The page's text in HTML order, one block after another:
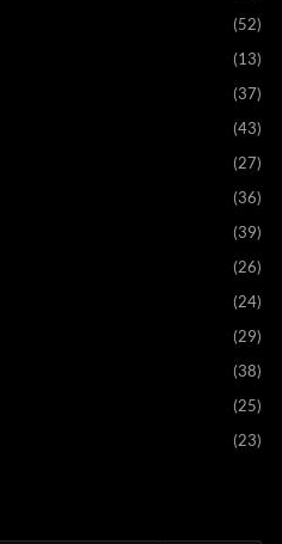
(52)
(13)
(37)
(43)
(27)
(36)
(39)
(26)
(24)
(29)
(38)
(25)
(23)